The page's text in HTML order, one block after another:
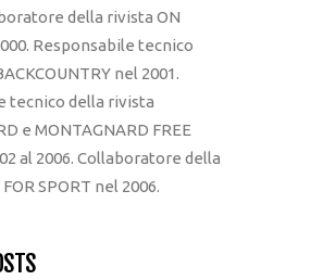
della rivista ON
Responsabile tecnico
nel 2001.
tecnico della rivista
e MONTAGNARD FREE
al 2006. Collaboratore della
SPORT nel 2006.